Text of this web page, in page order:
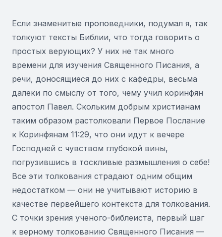
Если знаменитые проповедники, подумал я, так
толкуют тексты Библии, что тогда говорить о
простых верующих? У них не так много
времени для изучения Священного Писания, а
речи, доносящиеся до них с кафедры, весьма
далеки по смыслу от того, чему учил коринфян
апостол Павел. Скольким добрым христианам
таким образом растолковали Первое Послание
к Коринфянам 11:29, что они идут к вечере
Господней с чувством глубокой вины,
погрузившись в тоскливые размышления о себе!
Все эти толкования страдают одним общим
недостатком — они не учитывают историю в
качестве первейшего контекста для толкования.
С точки зрения ученого-библеиста, первый шаг
к верному толкованию Священного Писания —